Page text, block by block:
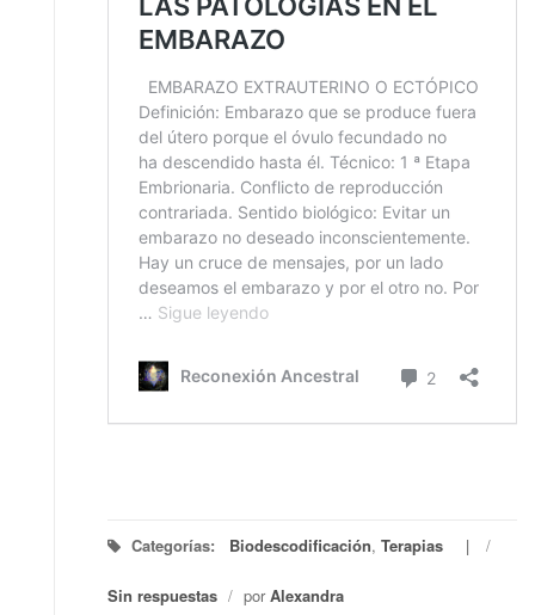
Categorías: Biodescodificación, Terapias /
Sin respuestas / porAlexandra